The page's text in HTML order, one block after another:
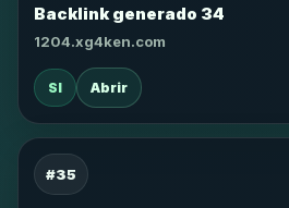
Backlink generado 34
1204.xg4ken.com
SI Abrir
#35